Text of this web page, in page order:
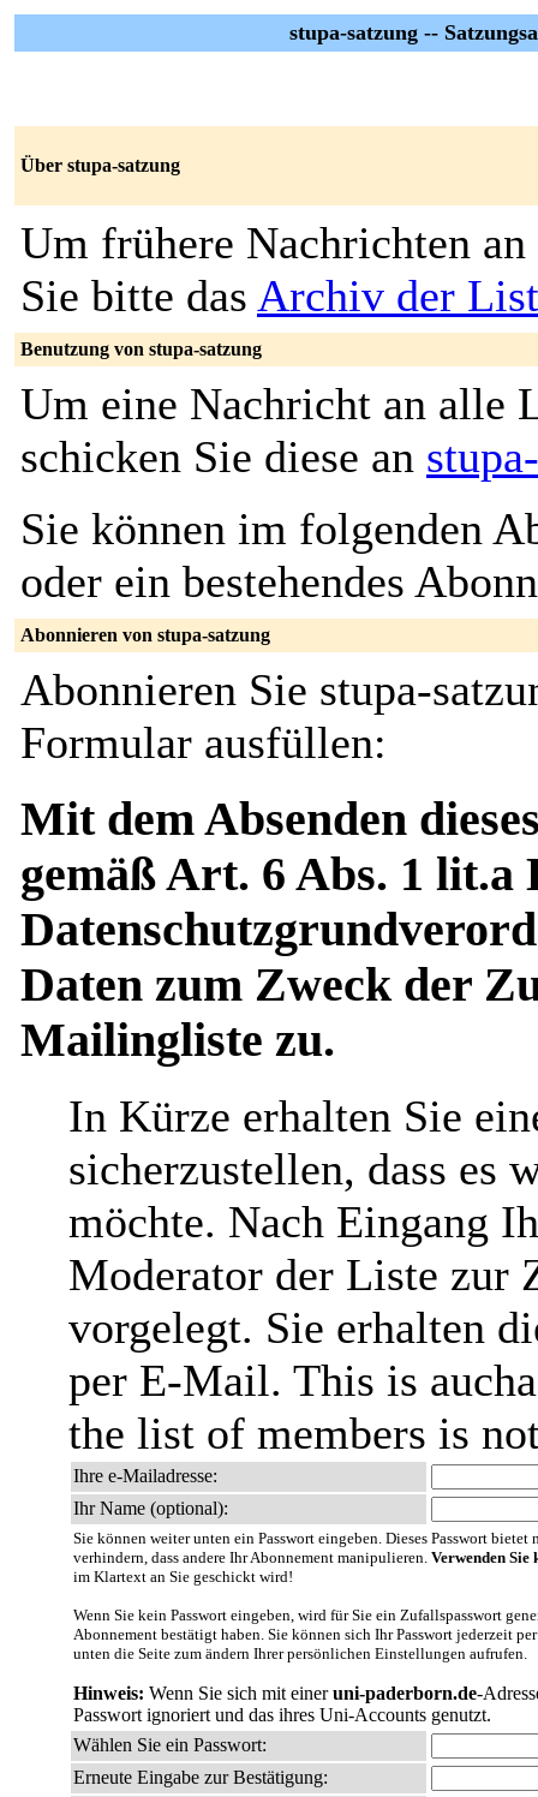
stupa-satzung --
Über stupa-satzung
Um frühere Nachrichten an
Sie bitte das Archiv der
Benutzung von stupa-satzung
Um eine Nachricht an alle
schicken Sie diese an
Sie können im folgenden
oder ein bestehendes
Abonnieren von stupa-satzung
Abonnieren Sie stupa-
Formular ausfüllen:
Mit dem Absenden
gemäß Art. 6 Abs. 1 lit.a
Daten zum Zweck der
Mailingliste zu.
In Kürze erhalten Sie
sicherzustellen, dass es
möchte. Nach Eingang
Moderator der Liste zur
vorgelegt. Sie erhalten
per E-Mail. This is
the list of members is
Ihre e-Mailadresse:
Ihr Name (optional):
Sie können weiter unten ein Passwort eingeben. Dieses Passwort
verhindern, dass andere Ihr Abonnement manipulieren. Verwenden Sie
im Klartext an Sie geschickt wird!
Wenn Sie kein Passwort eingeben, wird für Sie ein Zufallspasswort
Abonnement bestätigt haben. Sie können sich Ihr Passwort jederzeit
unten die Seite zum ändern Ihrer persönlichen Einstellungen aufrufen.
Hinweis: Wenn Sie sich mit eineruni-paderborn.de-
Passwort ignoriert und das ihres Uni-Accounts genutzt.
Wählen Sie ein Passwort:
Erneute Eingabe zur Bestätigung: